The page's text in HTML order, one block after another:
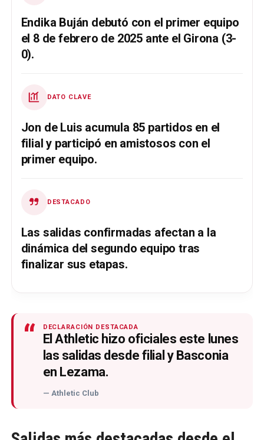
Endika Buján debutó con el primer equipo
el 8 de febrero de 2025 ante el Girona (3-
0).
DATO CLAVE
Jon de Luis acumula 85 partidos en el
filial y participó en amistosos con el
primer equipo.
DESTACADO
Las salidas confirmadas afectan a la
dinámica del segundo equipo tras
finalizar sus etapas.
“ DECLARACIÓN DESTACADA
El Athletic hizo oficiales este lunes
las salidas desde filial y Basconia
en Lezama.
— Athletic Club